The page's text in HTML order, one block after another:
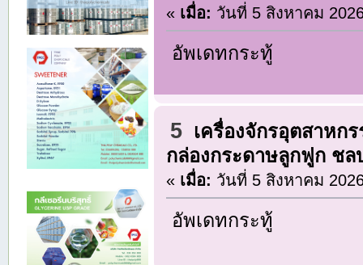
« เมื่อ: วันที่ 5 สิงหาคม
อัพเดทกระทู้
5
เครื่องจักรอุตสาหก
กล่องกระดาษลูกฟูก ชล
« เมื่อ: วันที่ 5 สิงหาคม
อัพเดทกระทู้